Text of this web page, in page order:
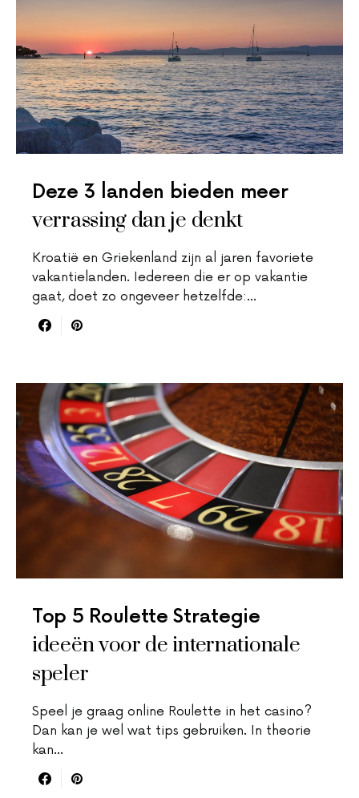
Deze 3 landen bieden meer
verrassing dan je denkt
Kroatië en Griekenland zijn al jaren favoriete
vakantielanden. Iedereen die er op vakantie
gaat, doet zo ongeveer hetzelfde:…
Top 5 Roulette Strategie
ideeën voor de internationale
speler
Speel je graag online Roulette in het casino?
Dan kan je wel wat tips gebruiken. In theorie
kan…